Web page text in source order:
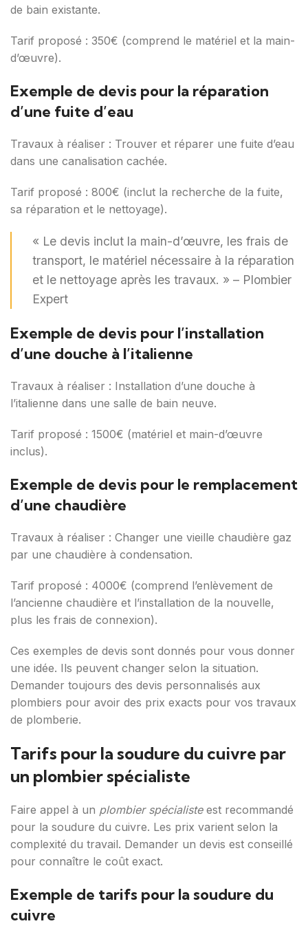
de bain existante.
Tarif proposé : 350€ (comprend le matériel et la main-
d’œuvre).
Exemple de devis pour la réparation
d’une fuite d’eau
Travaux à réaliser : Trouver et réparer une fuite d’eau
dans une canalisation cachée.
Tarif proposé : 800€ (inclut la recherche de la fuite,
sa réparation et le nettoyage).
« Le devis inclut la main-d’œuvre, les frais de
transport, le matériel nécessaire à la réparation
et le nettoyage après les travaux. » – Plombier
Expert
Exemple de devis pour l’installation
d’une douche à l’italienne
Travaux à réaliser : Installation d’une douche à
l’italienne dans une salle de bain neuve.
Tarif proposé : 1500€ (matériel et main-d’œuvre
inclus).
Exemple de devis pour le remplacement
d’une chaudière
Travaux à réaliser : Changer une vieille chaudière gaz
par une chaudière à condensation.
Tarif proposé : 4000€ (comprend l’enlèvement de
l’ancienne chaudière et l’installation de la nouvelle,
plus les frais de connexion).
Ces exemples de devis sont donnés pour vous donner
une idée. Ils peuvent changer selon la situation.
Demander toujours des devis personnalisés aux
plombiers pour avoir des prix exacts pour vos travaux
de plomberie.
Tarifs pour la soudure du cuivre par
un plombier spécialiste
Faire appel à un plombier spécialisteest recommandé
pour la soudure du cuivre. Les prix varient selon la
complexité du travail. Demander un devis est conseillé
pour connaître le coût exact.
Exemple de tarifs pour la soudure du
cuivre